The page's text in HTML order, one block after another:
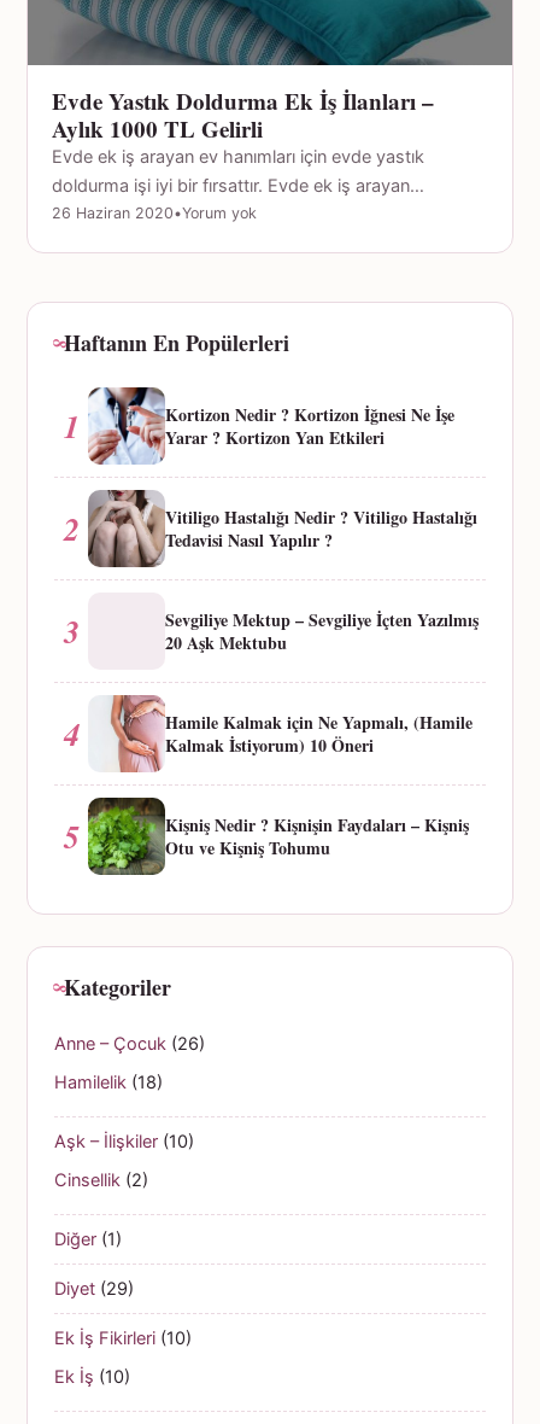
Evde Yastık Doldurma Ek İş İlanları –
Aylık 1000 TL Gelirli
Evde ek iş arayan ev hanımları için evde yastık
doldurma işi iyi bir fırsattır. Evde ek iş arayan…
26 Haziran 2020•Yorum yok
Haftanın En Popülerleri
1
Kortizon Nedir ? Kortizon İğnesi Ne İşe
Yarar ? Kortizon Yan Etkileri
2
Vitiligo Hastalığı Nedir ? Vitiligo Hastalığı
Tedavisi Nasıl Yapılır ?
3
Sevgiliye Mektup – Sevgiliye İçten Yazılmış
20 Aşk Mektubu
4
Hamile Kalmak için Ne Yapmalı, (Hamile
Kalmak İstiyorum) 10 Öneri
5
Kişniş Nedir ? Kişnişin Faydaları – Kişniş
Otu ve Kişniş Tohumu
Kategoriler
Anne – Çocuk (26)
Hamilelik (18)
Aşk – İlişkiler (10)
Cinsellik (2)
Diğer (1)
Diyet (29)
Ek İş Fikirleri (10)
Ek İş (10)